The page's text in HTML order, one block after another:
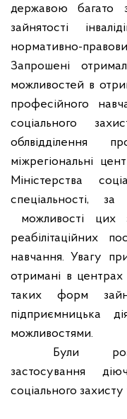
державою багато
зайнятості
нормативно-
Запрошені
можливостей в
професійного
соціального
облвідділення
міжрегіональні
Міністерства
спеціальності,
можливості цих
реабілітаційних
навчання. Увагу
отримані в
таких форм
підприємницька
можливостями.
Були
застосування
соціального захисту